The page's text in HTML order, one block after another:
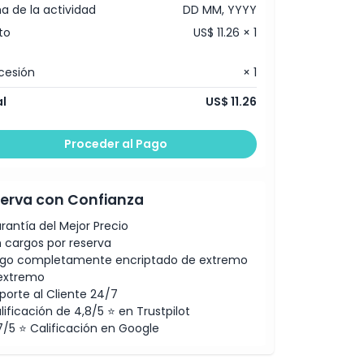
de la actividad
DD MM, YYYY
US$ 11.26 × 1
× 1
US$ 11.26
Proceder al Pago
con Confianza
del Mejor Precio
cargos por reserva
completamente encriptado de extremo
al Cliente 24/7
de 4,8/5 ⭐ en Trustpilot
5 ⭐ Calificación en Google